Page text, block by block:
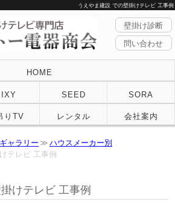
うえやま建設 での壁掛けテレビ 工事例
壁掛け診断
問い合わせ
HOME
SEED SORA
りTV レンタル 会社案内
ャラリー
ハウスメーカー別
テレビ 工事例
けテレビ 工事例